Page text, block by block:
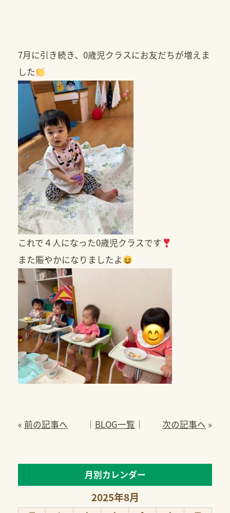
7月に引き続き、0歳児クラスにお友だちが増えま
した
これで４人になった0歳児クラスです
また賑やかになりましたよ
« 前の記事へ │ BLOG一覧 │ 次の記事へ »
月別カレンダー
2025年8月